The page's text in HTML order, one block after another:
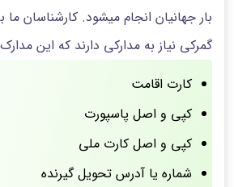
بار جهانیان انجام میشود. کارشناسان ما
گمرکی نیاز به مدارکی دارند که این
کارت اقامت
کپی و اصل پاسپورت
کپی و اصل کارت ملی
شماره یا آدرس تحویل گیرنده